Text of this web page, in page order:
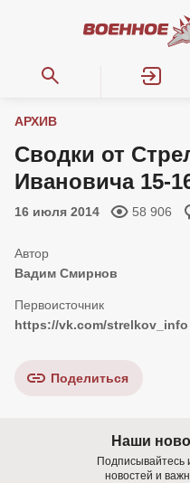
АРХИВ
Сводки от
Ивановича 15-
16 июля 2014 58 906
Вадим Смирнов
https://vk.com/strelkov_info
Поделиться
Наши
Подписывайтесь
новостей и